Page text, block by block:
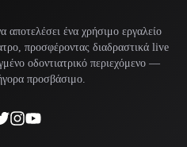
αποτελέσει ένα χρήσιμο εργαλείο
προσφέροντας διαδραστικά live
οδοντιατρικό περιεχόμενο —
προσβάσιμο.